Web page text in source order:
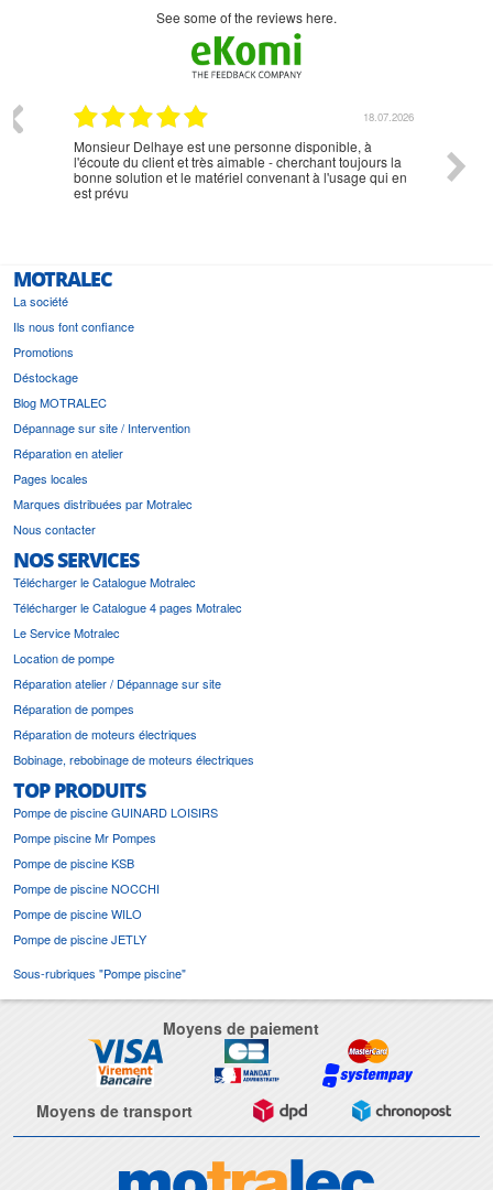
see some of the reviews here.
18.07.2026
Monsieur Delhaye est une personne disponible, à
l'écoute du client et très aimable - cherchant toujours la
bonne solution et le matériel convenant à l'usage qui en
est prévu
MOTRALEC
La société
Ils nous font confiance
Promotions
Déstockage
Blog MOTRALEC
Dépannage sur site / Intervention
Réparation en atelier
Pages locales
Marques distribuées par Motralec
Nous contacter
NOS SERVICES
Télécharger le Catalogue Motralec
Télécharger le Catalogue 4 pages Motralec
Le Service Motralec
Location de pompe
Réparation atelier / Dépannage sur site
Réparation de pompes
Réparation de moteurs électriques
Bobinage, rebobinage de moteurs électriques
TOP PRODUITS
Pompe de piscine GUINARD LOISIRS
Pompe piscine Mr Pompes
Pompe de piscine KSB
Pompe de piscine NOCCHI
Pompe de piscine WILO
Pompe de piscine JETLY
Sous-rubriques "Pompe piscine"
Moyens de paiement
Moyens de transport